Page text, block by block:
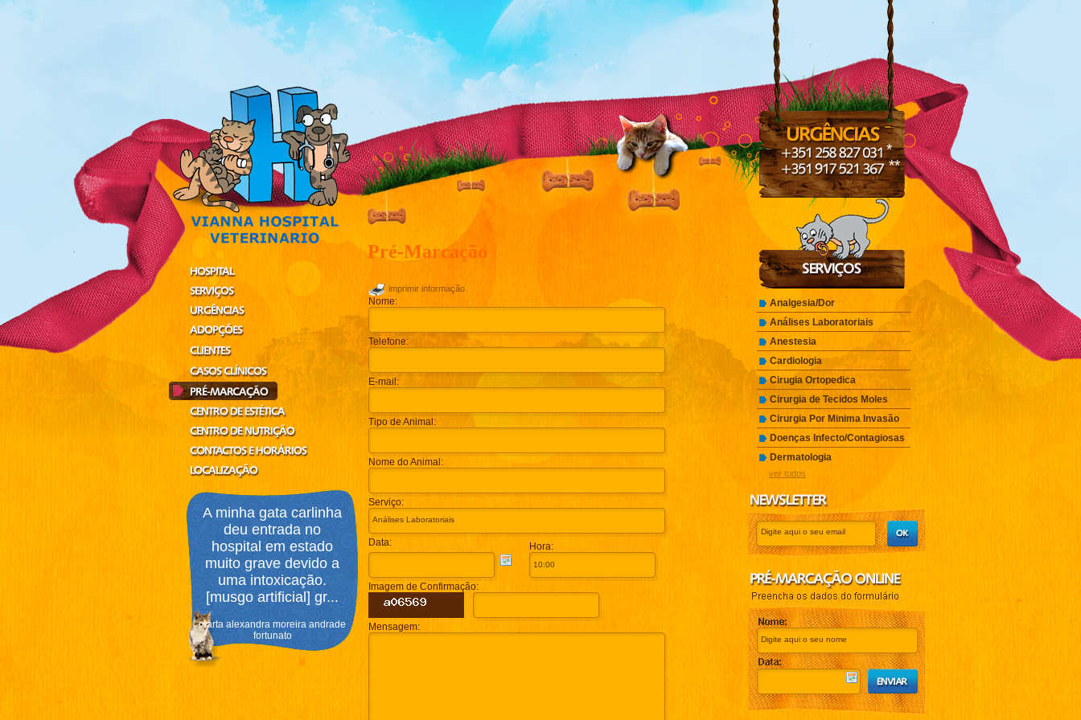
A minha gata carlinha
deu entrada no
hospital em estado
muito grave devido a
uma intoxicação.
[musgo artificial] gr...
marta alexandra moreira andrade
fortunato
Pré-Marcação
imprimir informação
Nome:
Telefone:
E-mail:
Tipo de Animal:
Nome do Animal:
Serviço:
Data: Hora:
Imagem de Confirmação:
Mensagem:
*
**
Analgesia/Dor
Análises Laboratoriais
Anestesia
Cardiologia
Cirugia Ortopedica
Cirurgia de Tecidos Moles
Cirurgia Por Minima Invasão
Doenças Infecto/Contagiosas
Dermatologia
ver todos